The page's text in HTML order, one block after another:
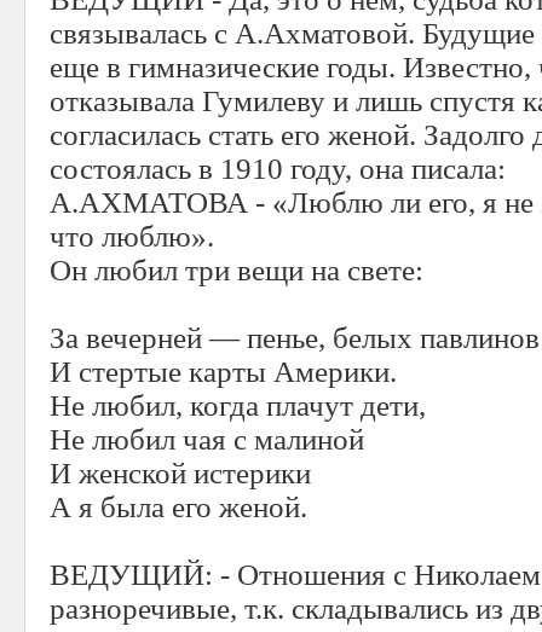
связывалась с А.Ахматовой. Будущие
еще в гимназические годы.
отказывала Гумилеву и лишь спустя
согласилась стать его женой.
состоялась в 1910 году, она писала:
А.АХМАТОВА - «Люблю ли его, я не
что люблю».
Он любил три вещи на свете:
За вечерней — пенье, белых павлинов
И стертые карты Америки.
Не любил, когда плачут дети,
Не любил чая с малиной
И женской истерики
А я была его женой.
ВЕДУЩИЙ: - Отношения с Николаем
разноречивые, т.к. складывались из